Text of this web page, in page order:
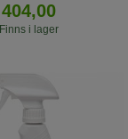
404,00
Finns i lager